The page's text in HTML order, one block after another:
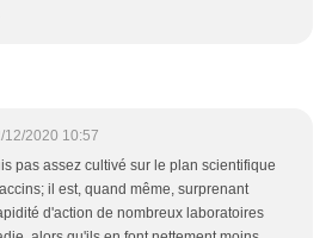
12/2020 10:57
pas assez cultivé sur le plan scientifique
il est, quand même, surprenant
d'action de nombreux laboratoires